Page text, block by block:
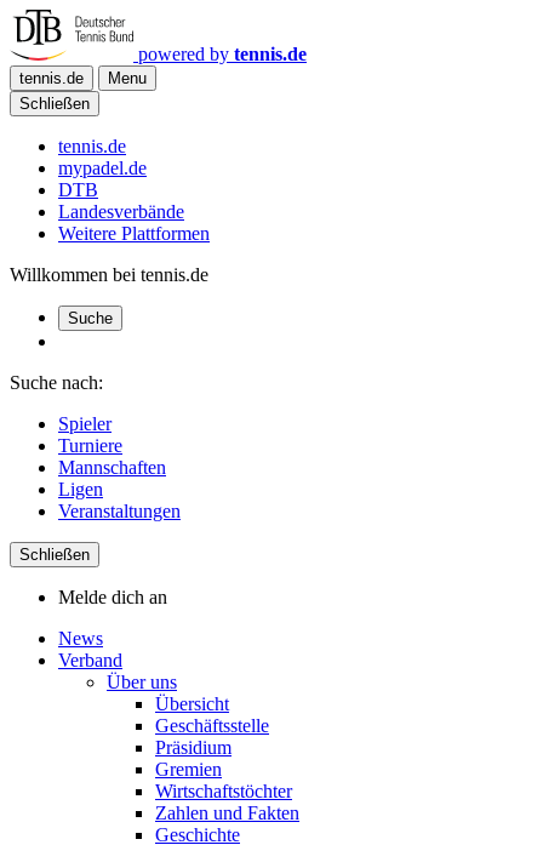
powered by tennis.de
tennis.de
Menu
Schließen
tennis.de
mypadel.de
DTB
Landesverbände
Weitere Plattformen
Willkommen bei tennis.de
Suche
Suche nach:
Spieler
Turniere
Mannschaften
Ligen
Veranstaltungen
Schließen
Melde dich an
News
Verband
Über uns
Übersicht
Geschäftsstelle
Präsidium
Gremien
Wirtschaftstöchter
Zahlen und Fakten
Geschichte